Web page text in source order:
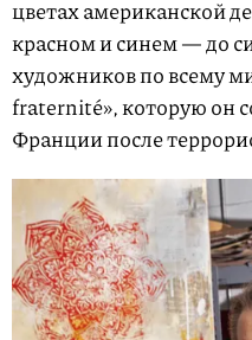
цветах американской
красном и синем — до
художников по всему
fraternité», которую он
Франции после